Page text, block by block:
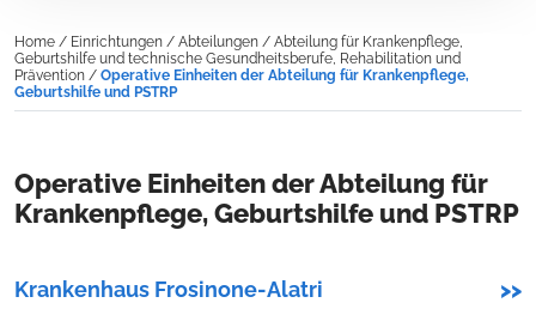
Home / Einrichtungen / Abteilungen / Abteilung für Krankenpflege,
Geburtshilfe und technische Gesundheitsberufe, Rehabilitation und
Prävention / Operative Einheiten der Abteilung für Krankenpflege,
Geburtshilfe und PSTRP
Operative Einheiten der Abteilung für
Krankenpflege, Geburtshilfe und PSTRP
Krankenhaus Frosinone-Alatri >>